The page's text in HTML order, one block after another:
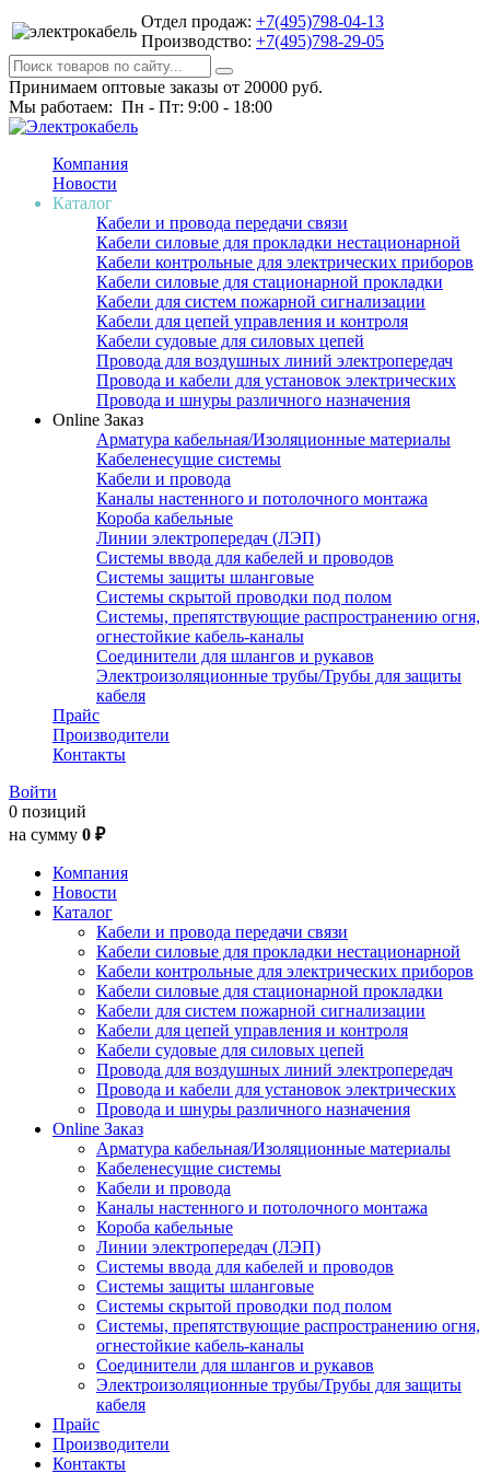
Отдел продаж: +7(495)798-04-13
Производство: +7(495)798-29-05
Принимаем оптовые заказы от 20000 руб.
Мы работаем: Пн - Пт: 9:00 - 18:00
Компания
Новости
Каталог
Кабели и провода передачи связи
Кабели силовые для прокладки нестационарной
Кабели контрольные для электрических приборов
Кабели силовые для стационарной прокладки
Кабели для систем пожарной сигнализации
Кабели для цепей управления и контроля
Кабели судовые для силовых цепей
Провода для воздушных линий электропередач
Провода и кабели для установок электрических
Провода и шнуры различного назначения
Online Заказ
Арматура кабельная/Изоляционные материалы
Кабеленесущие системы
Кабели и провода
Каналы настенного и потолочного монтажа
Короба кабельные
Линии электропередач (ЛЭП)
Системы ввода для кабелей и проводов
Системы защиты шланговые
Системы скрытой проводки под полом
Системы, препятствующие распространению огня,
огнестойкие кабель-каналы
Соединители для шлангов и рукавов
Электроизоляционные трубы/Трубы для защиты
кабеля
Прайс
Производители
Контакты
Войти
0 позиций
на сумму 0 ₽
Компания
Новости
Каталог
Кабели и провода передачи связи
Кабели силовые для прокладки нестационарной
Кабели контрольные для электрических приборов
Кабели силовые для стационарной прокладки
Кабели для систем пожарной сигнализации
Кабели для цепей управления и контроля
Кабели судовые для силовых цепей
Провода для воздушных линий электропередач
Провода и кабели для установок электрических
Провода и шнуры различного назначения
Online Заказ
Арматура кабельная/Изоляционные материалы
Кабеленесущие системы
Кабели и провода
Каналы настенного и потолочного монтажа
Короба кабельные
Линии электропередач (ЛЭП)
Системы ввода для кабелей и проводов
Системы защиты шланговые
Системы скрытой проводки под полом
Системы, препятствующие распространению огня,
огнестойкие кабель-каналы
Соединители для шлангов и рукавов
Электроизоляционные трубы/Трубы для защиты
кабеля
Прайс
Производители
Контакты